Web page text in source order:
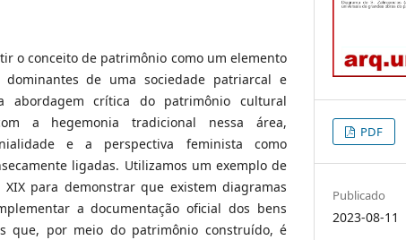
o conceito de patrimônio como um elemento
de uma sociedade patriarcal e
abordagem crítica do patrimônio cultural
a hegemonia tradicional nessa área,
e a perspectiva feminista como
ligadas. Utilizamos um exemplo de
para demonstrar que existem diagramas
a documentação oficial dos bens
que, por meio do patrimônio construído, é
PDF
Publicado
2023-08-11